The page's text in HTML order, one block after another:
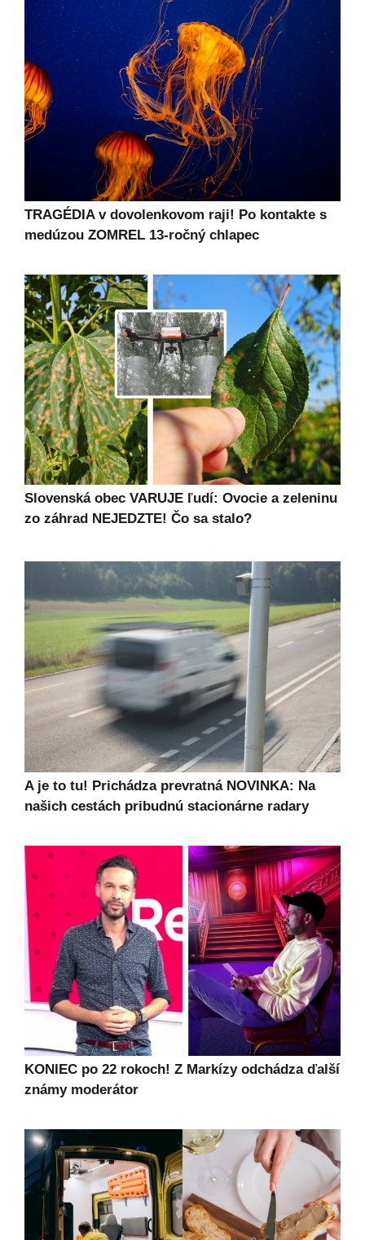
TRAGÉDIA v dovolenkovom raji! Po kontakte s
medúzou ZOMREL 13-ročný chlapec
Slovenská obec VARUJE ľudí: Ovocie a zeleninu
zo záhrad NEJEDZTE! Čo sa stalo?
A je to tu! Prichádza prevratná NOVINKA: Na
našich cestách pribudnú stacionárne radary
KONIEC po 22 rokoch! Z Markízy odchádza ďalší
známy moderátor